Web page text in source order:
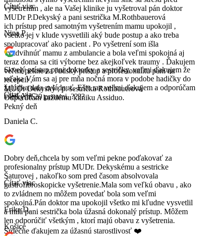
vyšetrením , ale na Vašej klinike ju vyšetroval pán doktor
MUDr P.Dekyský a pani sestrička M.Rothbauerová
ich prístup pred samotným vyšetrením mamu upokojil ,
všetko jej v klude vysvetlili aký bude postup a ako treba
spolupracovať ako pacient . Po vyšetrení som išla
vyzdvihnúť mamu z ambulancie a bola veľmi spokojná aj
teraz doma sa citi výborne bez akejkoľvek traumy . Ďakujem
veľmi pekne za ľudský prístup a profesionalitu pani na
recepcii ,
MUDr Dekyský , p. sestrička Rothbauerová
Odporúčam každému kliniku Assiduo.
Pekný deň
Čítať viac
Nina P.
Skvelý prístup pani doktorky a sestričky, veľmi ďakujem že
vďaka Vám sa aj pre mňa nočná mora v podobe hadičky do
žalúdka dala zvládnuť. Ešte raz veľmi ďakujem a odporúčam
všetkými 20 prstami. ????
Čítať viac
Daniela C.
Dobry deň,chcela by som veľmi pekne poďakovať za
profesionalny prístup MUDr. Dekyskému a sestricke
Šaturovej , nakoľko som pred časom absolvovala
gastrofibroskopicke vyšetrenie.Mala som veľkú obavu , ako
to zvládnem no môžem povedať bola som veľmi
spokojná.Pán doktor ma upokojil všetko mi kľudne vysvetlil
a milá pani sestrička bola úžasná dokonalý prístup. Môžem
len odporúčiť všetkým , ktorí majú obavu z vyšetrenia.
Srdečne ďakujem za úžasnú starostlivosť ❤️
Čítať viac
Erika D.
Košice